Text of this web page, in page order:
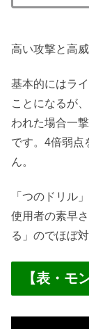
高い攻撃と高
基本的にはラ
ことになるが
われた場合一
です。4倍弱点
ん。
「つのドリル
使用者の素早
る」のでほぼ
【表・モ